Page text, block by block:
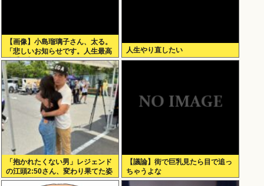
【画像】小島瑠璃子さん、太る。
「悲しいお知らせです。人生最高
体重更新しました！デニムがきつ
いw」
人生やり直したい
「抱かれたくない男」レジェンド
の江頭2:50さん、変わり果てた姿
で発見される
【議論】街で巨乳見たら目で追っ
ちゃうよな